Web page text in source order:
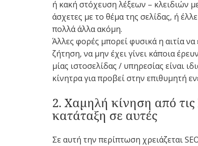
ή κακή στόχευση λέξεων – κλειδιών
άσχετες με το θέμα της σελίδας, ή
πολλά άλλα ακόμη.
Άλλες φορές μπορεί φυσικά η αιτία
ζήτηση, να μην έχει γίνει κάποια
μίας ιστοσελίδας / υπηρεσίας είναι
κίνητρα για προβεί στην επιθυμητή
2. Χαμηλή κίνηση από
κατάταξη σε αυτές
Σε αυτή την περίπτωση χρειάζεται